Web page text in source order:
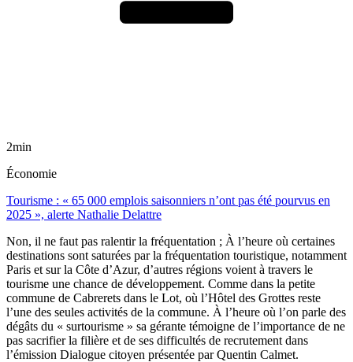
2min
Économie
Tourisme : « 65 000 emplois saisonniers n’ont pas été pourvus en
2025 », alerte Nathalie Delattre
Non, il ne faut pas ralentir la fréquentation ; À l’heure où certaines
destinations sont saturées par la fréquentation touristique, notamment
Paris et sur la Côte d’Azur, d’autres régions voient à travers le
tourisme une chance de développement. Comme dans la petite
commune de Cabrerets dans le Lot, où l’Hôtel des Grottes reste
l’une des seules activités de la commune. À l’heure où l’on parle des
dégâts du « surtourisme » sa gérante témoigne de l’importance de ne
pas sacrifier la filière et de ses difficultés de recrutement dans
l’émission Dialogue citoyen présentée par Quentin Calmet.